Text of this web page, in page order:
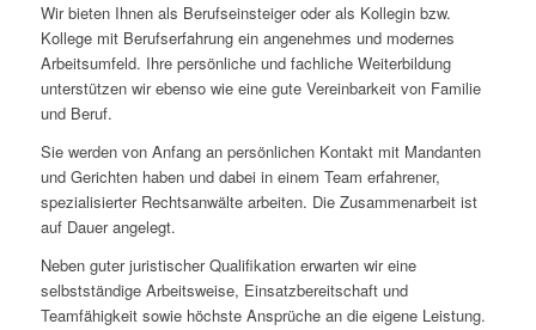
Wir bieten Ihnen als Berufseinsteiger oder als Kollegin bzw.
Kollege mit Berufserfahrung ein angenehmes und modernes
Arbeitsumfeld. Ihre persönliche und fachliche Weiterbildung
unterstützen wir ebenso wie eine gute Vereinbarkeit von Familie
und Beruf.
Sie werden von Anfang an persönlichen Kontakt mit Mandanten
und Gerichten haben und dabei in einem Team erfahrener,
spezialisierter Rechtsanwälte arbeiten. Die Zusammenarbeit ist
auf Dauer angelegt.
Neben guter juristischer Qualifikation erwarten wir eine
selbstständige Arbeitsweise, Einsatzbereitschaft und
Teamfähigkeit sowie höchste Ansprüche an die eigene Leistung.